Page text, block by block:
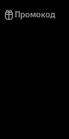
Промокод